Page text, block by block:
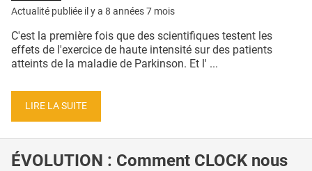
Actualité publiée il y a 8 années 7 mois
C'est la première fois que des scientifiques testent les
effets de l'exercice de haute intensité sur des patients
atteints de la maladie de Parkinson. Et l' ...
LIRE LA SUITE
ÉVOLUTION : Comment CLOCK nous